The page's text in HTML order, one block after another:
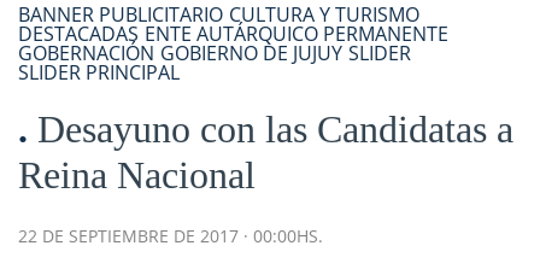
BANNER PUBLICITARIO CULTURA Y TURISMO
DESTACADAS ENTE AUTÁRQUICO PERMANENTE
GOBERNACIÓN GOBIERNO DE JUJUY SLIDER
SLIDER PRINCIPAL
Desayuno con las Candidatas a
Reina Nacional
22 DE SEPTIEMBRE DE 2017 · 00:00HS.